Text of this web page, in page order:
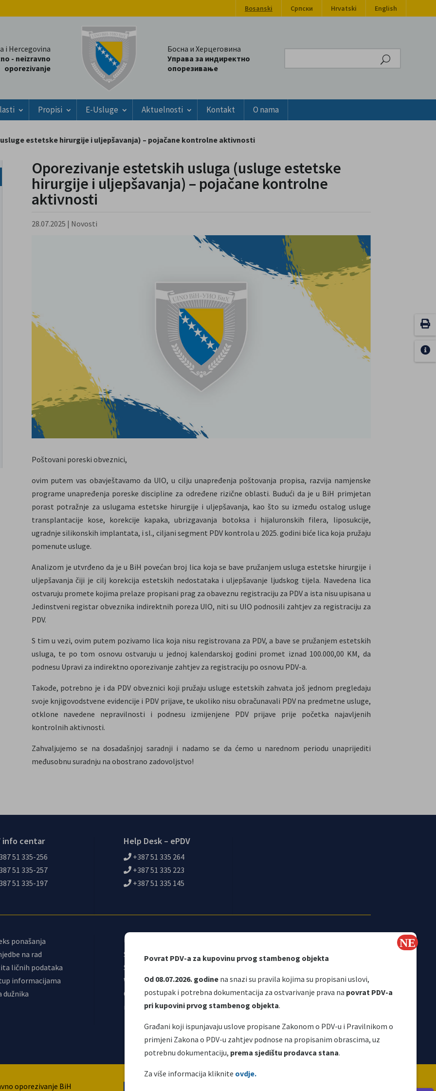
Povrat PDV-a za kupovinu prvog stambenog objekta
Od 08.07.2026. godine na snazi su pravila kojima su propisani uslovi,
postupak i potrebna dokumentacija za ostvarivanje prava na povrat PDV-a
pri kupovini prvog stambenog objekta.
Građani koji ispunjavaju uslove propisane Zakonom o PDV-u i Pravilnikom o
primjeni Zakona o PDV-u zahtjev podnose na propisanim obrascima, uz
potrebnu dokumentaciju, prema sjedištu prodavca stana.
Za više informacija kliknite ovdje.
Bosanski Српски Hrvatski English
i Hercegovina
- neizravno
oporezivanje
Босна и Херцеговина
Управа за индиректно
опорезивање
Propisi E-Usluge Aktuelnosti Kontakt O nama
estetske hirurgije i uljepšavanja) – pojačane kontrolne aktivnosti
Oporezivanje estetskih usluga (usluge estetske
hirurgije i uljepšavanja) – pojačane kontrolne
aktivnosti
28.07.2025 | Novosti
Poštovani poreski obveznici,
ovim putem vas obavještavamo da UIO, u cilju unapređenja poštovanja propisa, razvija namjenske
programe unapređenja poreske discipline za određene rizične oblasti. Budući da je u BiH primjetan
porast potražnje za uslugama estetske hirurgije i uljepšavanja, kao što su između ostalog usluge
transplantacije kose, korekcije kapaka, ubrizgavanja botoksa i hijaluronskih filera, liposukcije,
ugradnje silikonskih implantata, i sl., ciljani segment PDV kontrola u 2025. godini biće lica koja pružaju
pomenute usluge.
Analizom je utvrđeno da je u BiH povećan broj lica koja se bave pružanjem usluga estetske hirurgije i
uljepšavanja čiji je cilj korekcija estetskih nedostataka i uljepšavanje ljudskog tijela. Navedena lica
ostvaruju promete kojima prelaze propisani prag za obaveznu registraciju za PDV a ista nisu upisana u
Jedinstveni registar obveznika indirektnih poreza UIO, niti su UIO podnosili zahtjev za registraciju za
PDV.
S tim u vezi, ovim putem pozivamo lica koja nisu registrovana za PDV, a bave se pružanjem estetskih
usluga, te po tom osnovu ostvaruju u jednoj kalendarskoj godini promet iznad 100.000,00 KM, da
podnesu Upravi za indirektno oporezivanje zahtjev za registraciju po osnovu PDV-a.
Takođe, potrebno je i da PDV obveznici koji pružaju usluge estetskih zahvata još jednom pregledaju
svoje knjigovodstvene evidencije i PDV prijave, te ukoliko nisu obračunavali PDV na predmetne usluge,
otklone navedene nepravilnosti i podnesu izmijenjene PDV prijave prije početka najavljenih
kontrolnih aktivnosti.
Zahvaljujemo se na dosadašnjoj saradnji i nadamo se da ćemo u narednom periodu unaprijediti
međusobnu suradnju na obostrano zadovoljstvo!
info centar
51 335-256
51 335-257
51 335-197
Help Desk – ePDV
+387 51 335 264
+387 51 335 223
+387 51 335 145
ponašanja
na rad
ličnih podataka
informacijama
dužnika
Upravni odbor
Sindikat UIO
Samostalni sindikat UIO
Webmail
Odjeljenje za
makroekonomsku analizu
Korisni linkovi
oporezivanje BiH
Ova web stranica napravljena je i održava se uz finansijsku podršku